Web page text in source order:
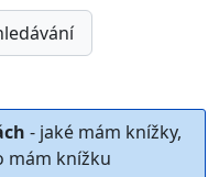
- jaké mám knížky,
mám knížku